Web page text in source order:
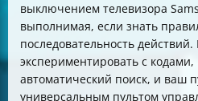
выключением телевизора
выполнимая, если знать
последовательность
экспериментировать с кодами,
автоматический поиск, и ваш
универсальным пультом